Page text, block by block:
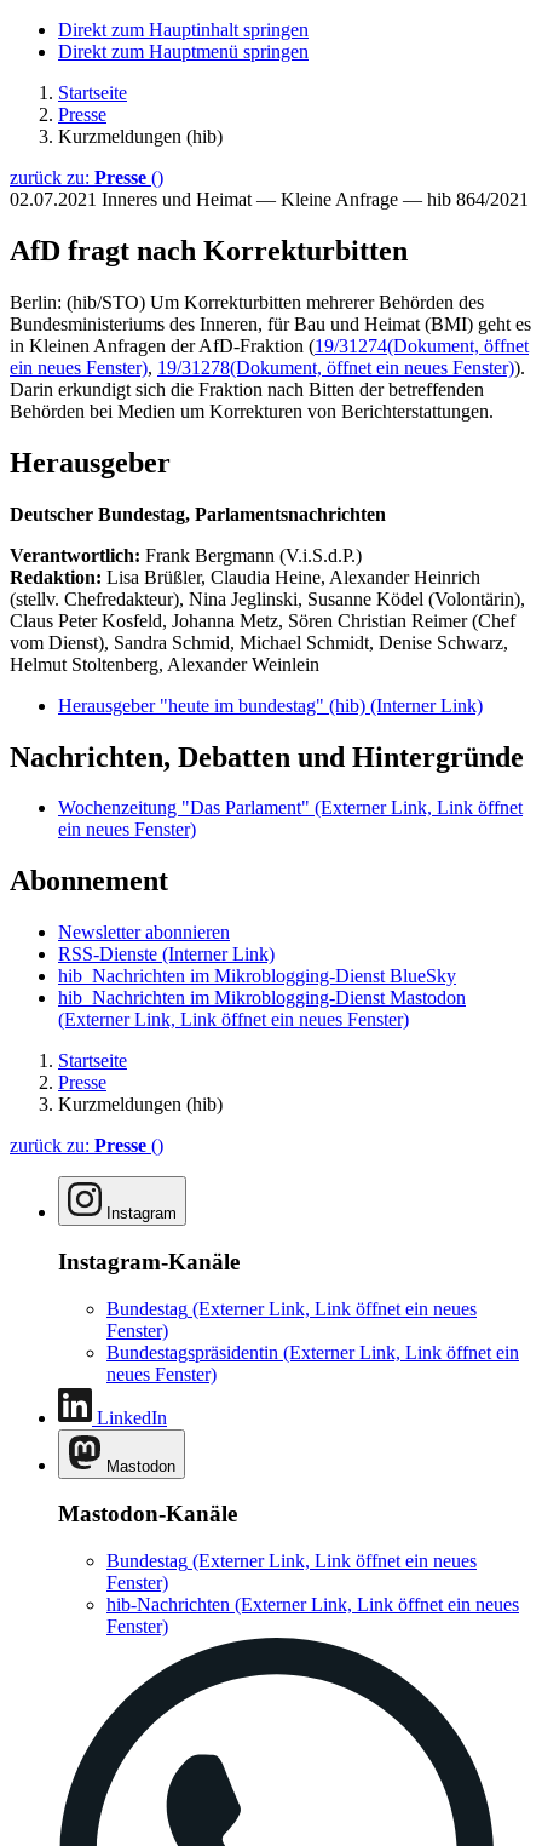
Direkt zum Hauptinhalt springen
Direkt zum Hauptmenü springen
Startseite
Presse
Kurzmeldungen (hib)
zurück zu: Presse ()
02.07.2021 Inneres und Heimat — Kleine Anfrage — hib 864/2021
AfD fragt nach Korrekturbitten
Berlin: (hib/STO) Um Korrekturbitten mehrerer Behörden des
Bundesministeriums des Inneren, für Bau und Heimat (BMI) geht es
in Kleinen Anfragen der AfD-Fraktion (19/31274(Dokument, öffnet
ein neues Fenster), 19/31278(Dokument, öffnet ein neues Fenster)).
Darin erkundigt sich die Fraktion nach Bitten der betreffenden
Behörden bei Medien um Korrekturen von Berichterstattungen.
Herausgeber
Deutscher Bundestag, Parlamentsnachrichten
Verantwortlich: Frank Bergmann (V.i.S.d.P.)
Redaktion: Lisa Brüßler, Claudia Heine, Alexander Heinrich
(stellv. Chefredakteur), Nina Jeglinski, Susanne Ködel (Volontärin),
Claus Peter Kosfeld, Johanna Metz, Sören Christian Reimer (Chef
vom Dienst), Sandra Schmid, Michael Schmidt, Denise Schwarz,
Helmut Stoltenberg, Alexander Weinlein
Herausgeber "heute im bundestag" (hib) (Interner Link)
Nachrichten, Debatten und Hintergründe
Wochenzeitung "Das Parlament" (Externer Link, Link öffnet
ein neues Fenster)
Abonnement
Newsletter abonnieren
RSS-Dienste (Interner Link)
hib_Nachrichten im Mikroblogging-Dienst BlueSky
hib_Nachrichten im Mikroblogging-Dienst Mastodon
(Externer Link, Link öffnet ein neues Fenster)
Startseite
Presse
Kurzmeldungen (hib)
zurück zu: Presse ()
Instagram
Instagram-Kanäle
Bundestag (Externer Link, Link öffnet ein neues
Fenster)
Bundestagspräsidentin (Externer Link, Link öffnet ein
neues Fenster)
LinkedIn
Mastodon
Mastodon-Kanäle
Bundestag (Externer Link, Link öffnet ein neues
Fenster)
hib-Nachrichten (Externer Link, Link öffnet ein neues
Fenster)